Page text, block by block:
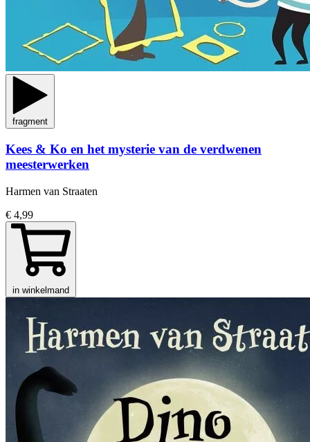
fragment
Kees & Ko en het mysterie van de verdwenen
meesterwerken
Harmen van Straaten
€ 4,99
in winkelmand